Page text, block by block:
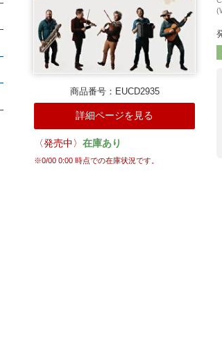
商品番号：EUCD2935
詳細ページを見る
〈発売中〉在庫あり
※0/00 0:00 時点での在庫状況です。